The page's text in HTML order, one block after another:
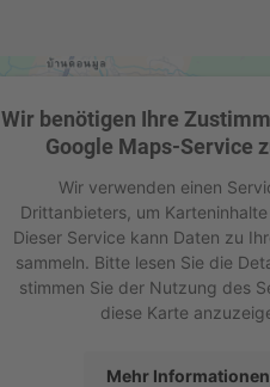
Wir benötigen Ihre
Google Maps-Service
Wir verwenden einen
Drittanbieters, um
Dieser Service kann Daten zu
sammeln. Bitte lesen Sie die
stimmen Sie der Nutzung des
diese Karte
Mehr Informationen